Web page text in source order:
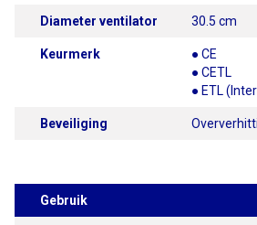
Diameter ventilator 30.5 cm
Keurmerk
● CE
● CETL
● ETL
Beveiliging
Gebruik